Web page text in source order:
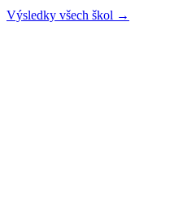
Výsledky všech škol →